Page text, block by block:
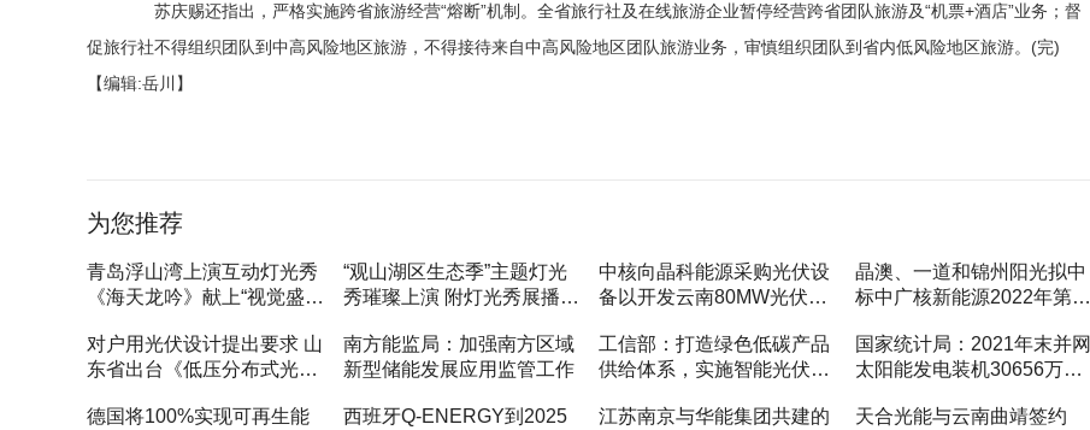
苏庆赐还指出，严格实施跨省旅游经营“熔断”机制。全省旅行社及在线旅游企业暂停经营跨省团队旅游及“机票+酒店”业务；督
促旅行社不得组织团队到中高风险地区旅游，不得接待来自中高风险地区团队旅游业务，审慎组织团队到省内低风险地区旅游。(完)
【编辑:岳川】
为您推荐
青岛浮山湾上演互动灯光秀
《海天龙吟》献上“视觉盛
“观山湖区生态季”主题灯光
秀璀璨上演 附灯光秀展播时
中核向晶科能源采购光伏设
备以开发云南80MW光伏电
晶澳、一道和锦州阳光拟中
标中广核新能源2022年第一
对户用光伏设计提出要求 山
东省出台《低压分布式光伏
南方能监局：加强南方区域
新型储能发展应用监管工作
工信部：打造绿色低碳产品
供给体系，实施智能光伏产
国家统计局：2021年末并网
太阳能发电装机30656万千
德国将100%实现可再生能
西班牙Q-ENERGY到2025
江苏南京与华能集团共建的
天合光能与云南曲靖签约